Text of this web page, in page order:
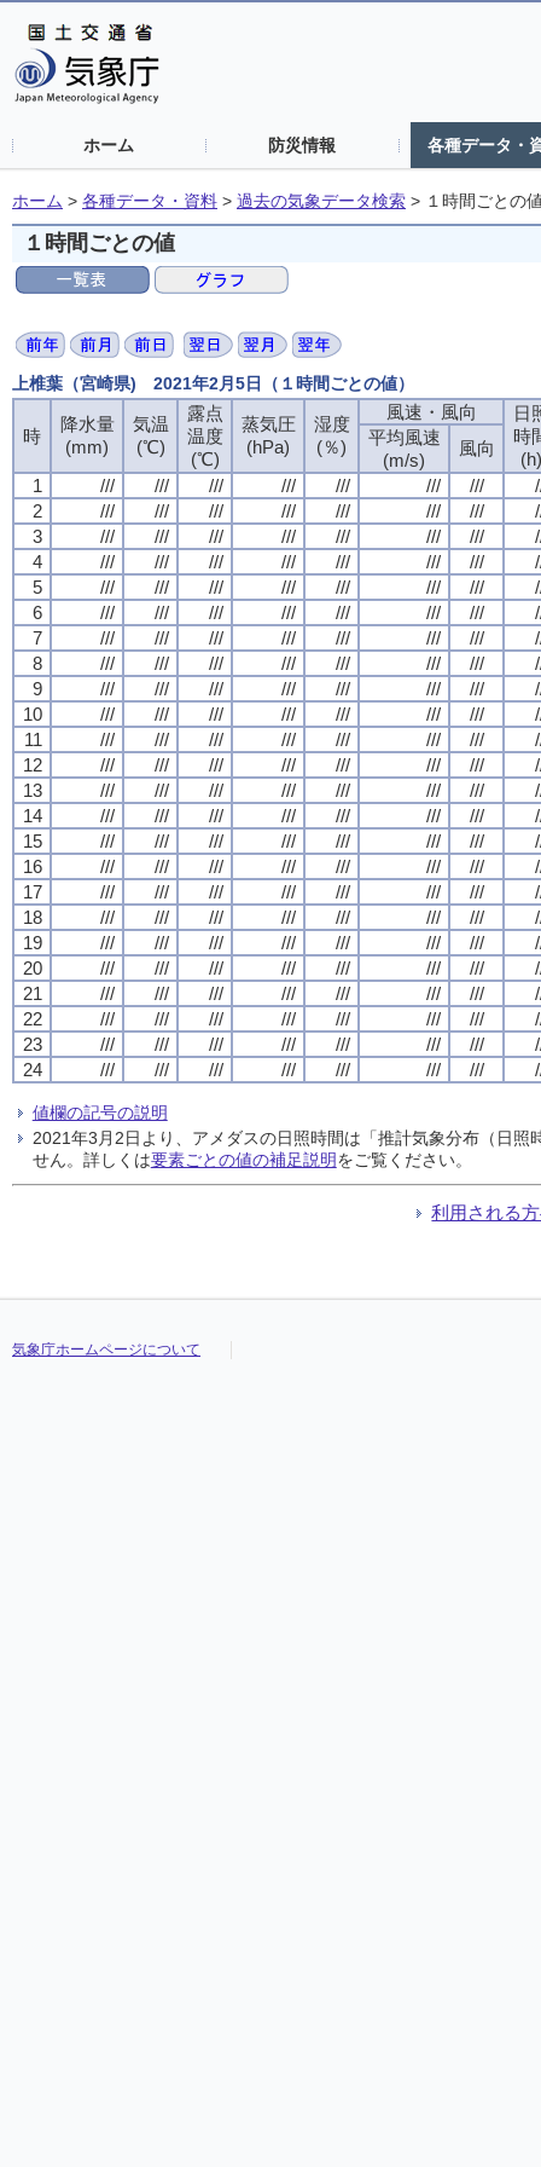
ホーム 防災情報 各種データ・
ホーム > 各種データ・資料 > 過去の気象データ検索 > １時間ごとの
１時間ごとの値
上椎葉（宮崎県) 2021年2月5日（１時間ごとの値）
時
降水量
(mm)
気温
(℃)
露点
温度
(℃)
蒸気圧
(hPa)
湿度
(％)
風速・風向
日
時
(h)
平均風速
(m/s)
風向
1
/// /// /// /// /// /// ///
2
/// /// /// /// /// /// ///
3
/// /// /// /// /// /// ///
4
/// /// /// /// /// /// ///
5
/// /// /// /// /// /// ///
6
/// /// /// /// /// /// ///
7
/// /// /// /// /// /// ///
8
/// /// /// /// /// /// ///
9
/// /// /// /// /// /// ///
10
/// /// /// /// /// /// ///
11
/// /// /// /// /// /// ///
12
/// /// /// /// /// /// ///
13
/// /// /// /// /// /// ///
14
/// /// /// /// /// /// ///
15
/// /// /// /// /// /// ///
16
/// /// /// /// /// /// ///
17
/// /// /// /// /// /// ///
18
/// /// /// /// /// /// ///
19
/// /// /// /// /// /// ///
20
/// /// /// /// /// /// ///
21
/// /// /// /// /// /// ///
22
/// /// /// /// /// /// ///
23
/// /// /// /// /// /// ///
24
/// /// /// /// /// /// ///
値欄の記号の説明
2021年3月2日より、アメダスの日照時間は「推計気象分布（日
せん。詳しくは要素ごとの値の補足説明をご覧ください。
利用される
気象庁ホームページについて